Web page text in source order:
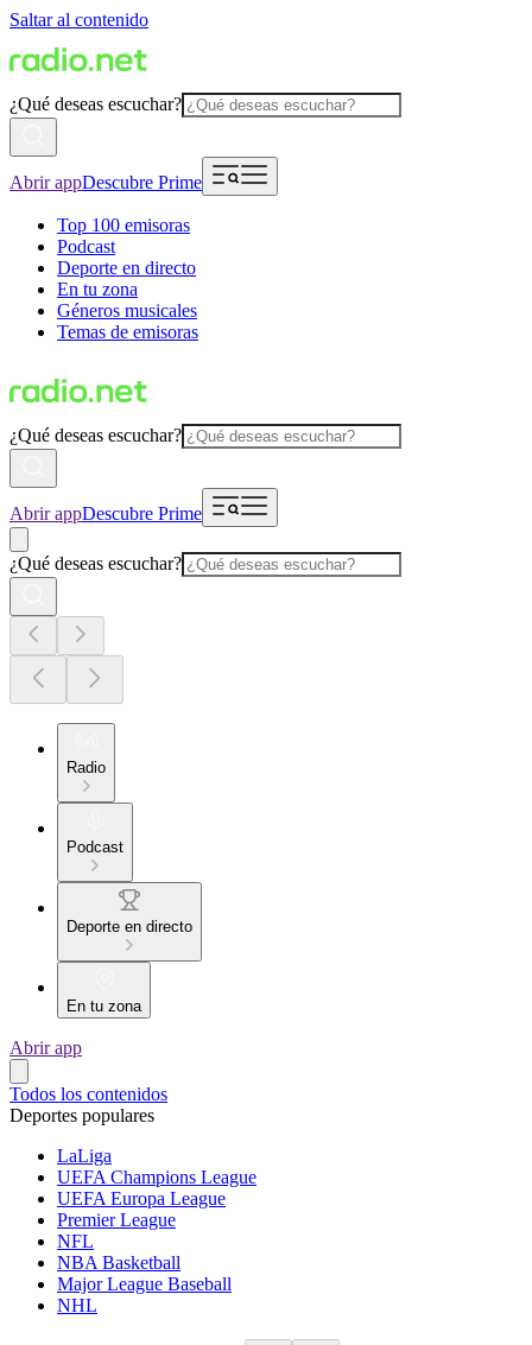
Saltar al contenido
¿Qué deseas escuchar?
Abrir appDescubre Prime
Top 100 emisoras
Podcast
Deporte en directo
En tu zona
Géneros musicales
Temas de emisoras
¿Qué deseas escuchar?
Abrir appDescubre Prime
¿Qué deseas escuchar?
Radio
Podcast
Deporte en directo
En tu zona
Abrir app
Todos los contenidos
Deportes populares
LaLiga
UEFA Champions League
UEFA Europa League
Premier League
NFL
NBA Basketball
Major League Baseball
NHL